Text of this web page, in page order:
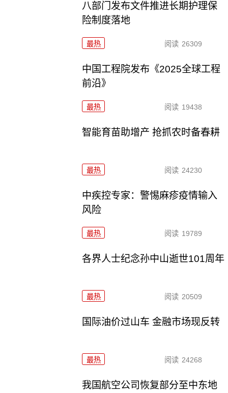
八部门发布文件推进长期护理保
险制度落地
最热 阅读 26309
中国工程院发布《2025全球工程
前沿》
最热 阅读 19438
智能育苗助增产 抢抓农时备春耕
最热 阅读 24230
中疾控专家：警惕麻疹疫情输入
风险
最热 阅读 19789
各界人士纪念孙中山逝世101周年
最热 阅读 20509
国际油价过山车 金融市场现反转
最热 阅读 24268
我国航空公司恢复部分至中东地